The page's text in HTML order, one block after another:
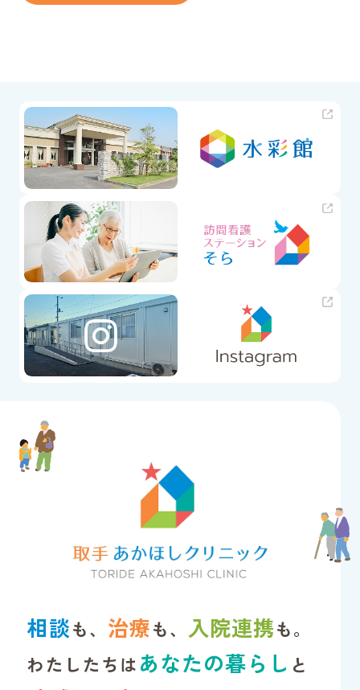
相談も、 治療も、 入院連携も。
わたしたちはあなたの暮らし と